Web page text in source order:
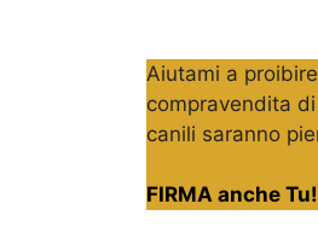
Aiutami a
compravendita
canili saranno
FIRMA anche Tu!